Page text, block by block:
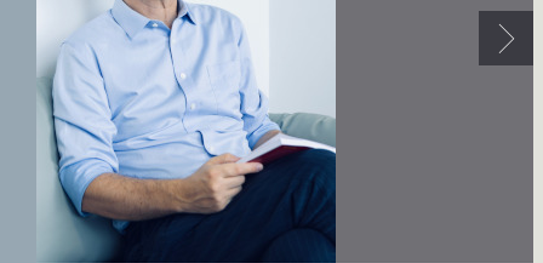
ERNST CASSIRER
ARBEITSSTELLE 1997-
2007